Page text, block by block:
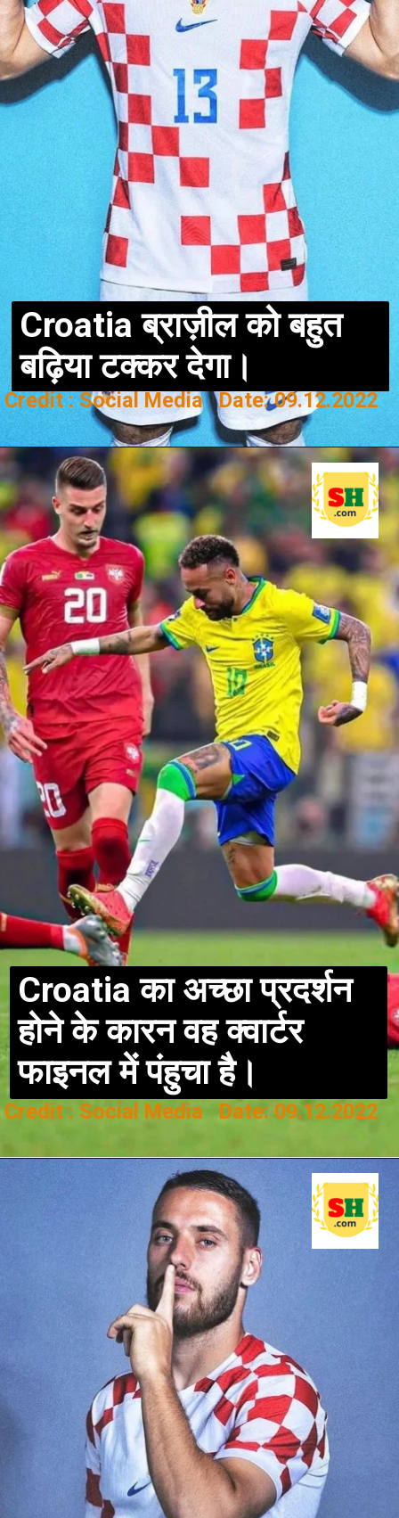
Croatia ब्राज़ील को बहुत
बढ़िया टक्कर देगा।
Credit : Social Media Date: 09.12.2022
Croatia का अच्छा प्रदर्शन
होने के कारन वह क्वार्टर
फाइनल में पंहुचा है।
Credit : Social Media Date: 09.12.2022